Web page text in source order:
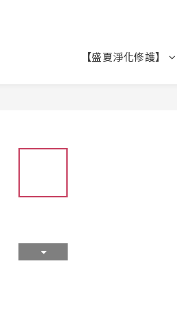
【盛夏淨化修護】